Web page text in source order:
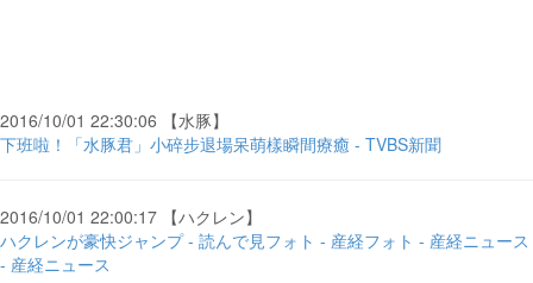
2016/10/01 22:30:06 【水豚】
下班啦！「水豚君」小碎步退場呆萌樣瞬間療癒 - TVBS新聞
2016/10/01 22:00:17 【ハクレン】
ハクレンが豪快ジャンプ - 読んで見フォト - 産経フォト - 産経ニュース
- 産経ニュース